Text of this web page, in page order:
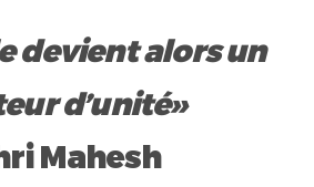
devient alors un
d’unité»
Mahesh